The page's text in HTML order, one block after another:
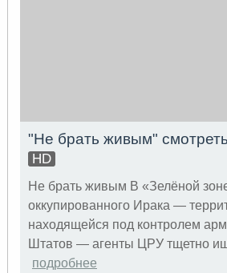
"Не брать живым"
HD
Не брать живым В «Зелёной
оккупированного Ирака —
находящейся под контролем
Штатов — агенты ЦРУ тщетно
подробнее